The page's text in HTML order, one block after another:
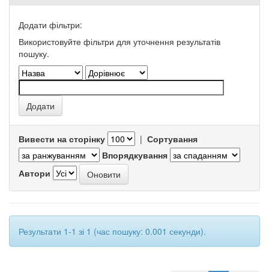
Додати фільтри:
Використовуйте фільтри для уточнення результатів
пошуку.
Вивести на сторінку | Сортування
Впорядкування
Автори
Результати 1-1 зі 1 (час пошуку: 0.001 секунди).